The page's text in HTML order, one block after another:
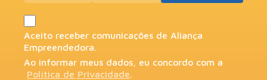
Aceito receber comunicações de Aliança
Empreendedora.
Ao informar meus dados, eu concordo com a
Política de Privacidade.